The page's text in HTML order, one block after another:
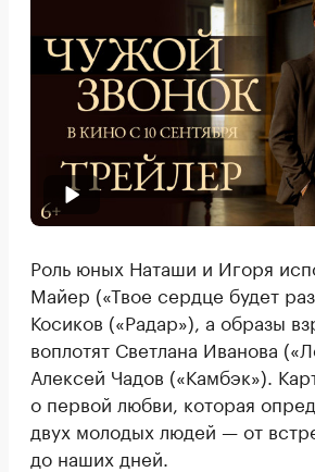
Роль юных Наташи и Игоря
Майер («Твое сердце будет
Косиков («Радар»), а образы
воплотят Светлана Иванова
Алексей Чадов («Камбэк»).
о первой любви, которая
двух молодых людей — от
до наших дней.